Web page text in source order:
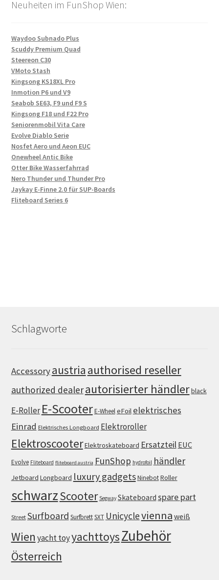
Neuheiten im FunShop Wien:
Waydoo Subnado Plus
Scuddy Premium Quad
Steereon C30
VMoto Stash
Kingsong KS18XL Pro
Inmotion P6 und V9
Seabob SE63, F9 und F9 S
Kingsong F18 und F22 Pro
Seniorenmobil Vita Care
Evolve Diablo Serie
Nosfet Aero und Aeon EUC
Onewheel Antic Bike
Otter Bike Wasserfahrrad
Nero Thunder und Thunder Pro
Jaykay E-Finne 2.0 für SUP-Boards
Fliteboard Series 6
Schlagworte
Accessoryaustria authorised reseller
authorized dealerautorisierter händlerblack
E-Roller E-ScooterE-WheeleFoil elektrisches
Einrad Elektrisches Longboard Elektroroller
ElektroscooterElektroskateboard Ersatzteil EUC
Evolve Fliteboard fliteboard austria FunShop hydrofoil händler
Jetboard Longboard luxury gadgetsNinebotRoller
schwarzScooter Segway Skateboard spare part
Street Surfboard SurfbrettSXT Unicyclevienna weiß
Wien yacht toyyachttoysZubehör
Österreich